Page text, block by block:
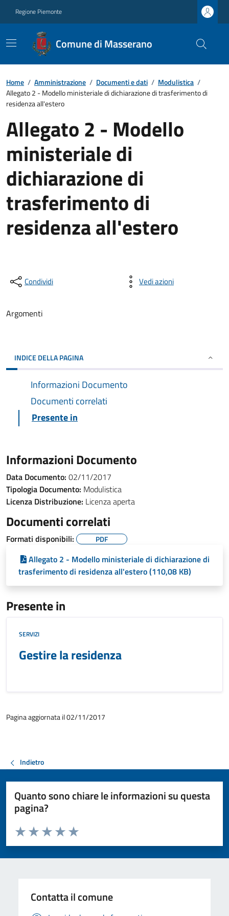
Regione Piemonte
Comune di Masserano
Home / Amministrazione / Documenti e dati / Modulistica /
Allegato 2 - Modello ministeriale di dichiarazione di trasferimento di
residenza all'estero
Allegato 2 - Modello
ministeriale di
dichiarazione di
trasferimento di
residenza all'estero
Condividi Vedi azioni
Argomenti
INDICE DELLA PAGINA
Informazioni Documento
Documenti correlati
Presente in
Informazioni Documento
Data Documento: 02/11/2017
Tipologia Documento: Modulistica
Licenza Distribuzione: Licenza aperta
Documenti correlati
Formati disponibili: PDF
Allegato 2 - Modello ministeriale di dichiarazione di
trasferimento di residenza all'estero (110,08 KB)
Presente in
SERVIZI
Gestire la residenza
Pagina aggiornata il 02/11/2017
Indietro
Quanto sono chiare le informazioni su questa
pagina?
Valuta da 1 a 5 stelle la pagina
Valuta 5 stelle su 5
Valuta 4 stelle su 5
Valuta 3 stelle su 5
Valuta 2 stelle su 5
Valuta 1 stelle su 5
Contatta il comune